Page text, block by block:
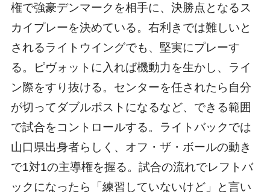
権で強豪デンマークを相手に、決勝点となるス
カイプレーを決めている。右利きでは難しいと
されるライトウイングでも、堅実にプレーす
る。ピヴォットに入れば機動力を生かし、ライ
ン際をすり抜ける。センターを任されたら自分
が切ってダブルポストになるなど、できる範囲
で試合をコントロールする。ライトバックでは
山口県出身者らしく、オフ・ザ・ボールの動き
で1対1の主導権を握る。試合の流れでレフトバ
ックになったら「練習していないけど」と言い